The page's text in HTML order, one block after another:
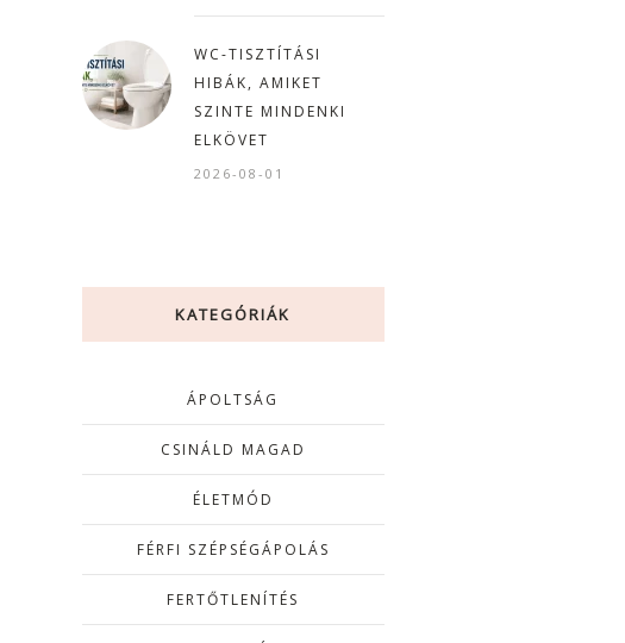
WC-TISZTÍTÁSI
HIBÁK, AMIKET
SZINTE MINDENKI
ELKÖVET
2026-08-01
KATEGÓRIÁK
ÁPOLTSÁG
CSINÁLD MAGAD
ÉLETMÓD
FÉRFI SZÉPSÉGÁPOLÁS
FERTŐTLENÍTÉS